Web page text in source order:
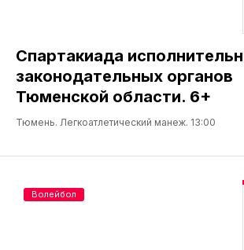
Спартакиада
законодательных органов
Тюменской области. 6+
Тюмень. Легкоатлетический манеж. 13:00
Волейбол